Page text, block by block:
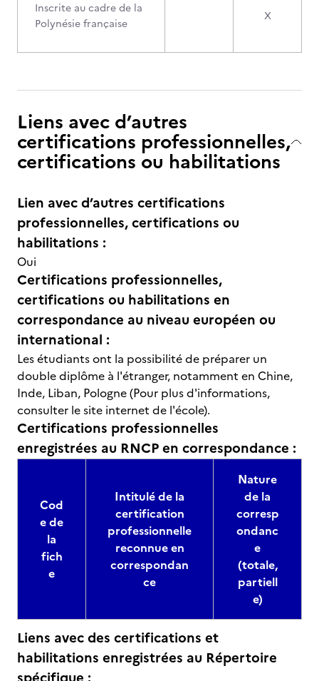
Inscrite au cadre de la
Polynésie française
X
Liens avec d’autres
certifications professionnelles,
certifications ou habilitations
Lien avec d’autres certifications
professionnelles, certifications ou
habilitations :
Oui
Certifications professionnelles,
certifications ou habilitations en
correspondance au niveau européen ou
international :
Les étudiants ont la possibilité de préparer un
double diplôme à l'étranger, notamment en Chine,
Inde, Liban, Pologne (Pour plus d'informations,
consulter le site internet de l'école).
Certifications professionnelles
enregistrées au RNCP en correspondance :
Cod
e de
la
fich
e
Intitulé de la
certification
professionnelle
reconnue en
correspondan
ce
Nature
de la
corresp
ondanc
e
(totale,
partiell
e)
Liens avec des certifications et
habilitations enregistrées au Répertoire